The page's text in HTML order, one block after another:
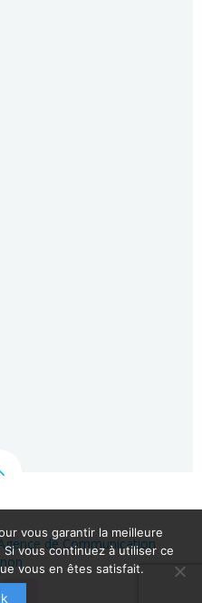
de Communication
vous garantir la meilleure
vous continuez à utiliser ce
vous en êtes satisfait.